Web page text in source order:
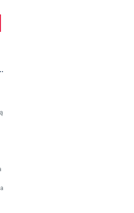
2 Enliten